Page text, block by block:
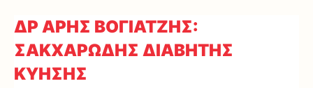
ΔΡ ΑΡΗΣ ΒΟΓΙΑΤΖΗΣ:
ΣΑΚΧΑΡΩΔΗΣ ΔΙΑΒΗΤΗΣ
ΚΥΗΣΗΣ